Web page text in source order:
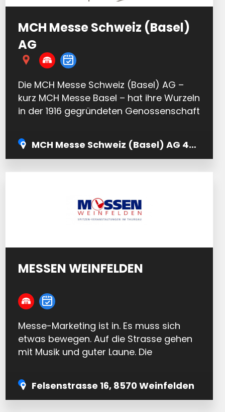
MCH Messe Schweiz (Basel)
AG
Die MCH Messe Schweiz (Basel) AG –
kurz MCH Messe Basel – hat ihre Wurzeln
in der 1916 gegründeten Genossenschaft
späteren Messe Basel. Diese…
MCH Messe Schweiz (Basel) AG 4005 Basel
MESSEN WEINFELDEN
Messe-Marketing ist in. Es muss sich
etwas bewegen. Auf die Strasse gehen
mit Musik und guter Laune. Die
Mittelthurgauer Dorf brauchen ihre…
Felsenstrasse 16, 8570 Weinfelden